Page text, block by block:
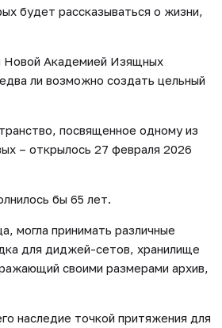
будет рассказываться о жизни,
Новой Академией Изящных
ли возможно создать цельный
посвященное одному из
– открылось 27 февраля 2026
бы 65 лет.
могла принимать различные
для диджей-сетов, хранилище
своими размерами архив,
наследие точкой притяжения для